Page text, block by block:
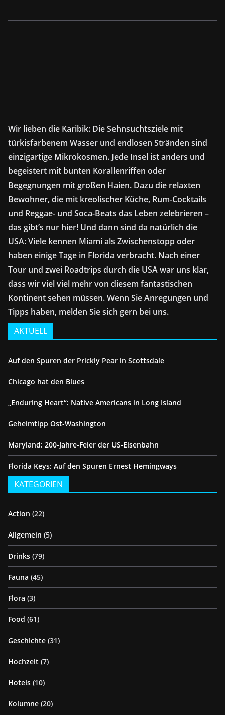
Wir lieben die Karibik: Die Sehnsuchtsziele mit
türkisfarbenem Wasser und endlosen Stränden sind
einzigartige Mikrokosmen. Jede Insel ist anders und
begeistert mit bunten Korallenriffen oder
Begegnungen mit großen Haien. Dazu die relaxten
Bewohner, die mit kreolischer Küche, Rum-Cocktails
und Reggae- und Soca-Beats das Leben zelebrieren –
das gibt’s nur hier! Und dann sind da natürlich die
USA: Viele kennen Miami als Zwischenstopp oder
haben einige Tage in Florida verbracht. Nach einer
Tour und zwei Roadtrips durch die USA war uns klar,
dass wir viel viel mehr von diesem fantastischen
Kontinent sehen müssen. Wenn Sie Anregungen und
Tipps haben, melden Sie sich gern bei uns.
AKTUELL
Auf den Spuren der Prickly Pear in Scottsdale
Chicago hat den Blues
„Enduring Heart“: Native Americans in Long Island
Geheimtipp Ost-Washington
Maryland: 200-Jahre-Feier der US-Eisenbahn
Florida Keys: Auf den Spuren Ernest Hemingways
KATEGORIEN
Action (22)
Allgemein (5)
Drinks (79)
Fauna (45)
Flora (3)
Food (61)
Geschichte (31)
Hochzeit (7)
Hotels (10)
Kolumne (20)